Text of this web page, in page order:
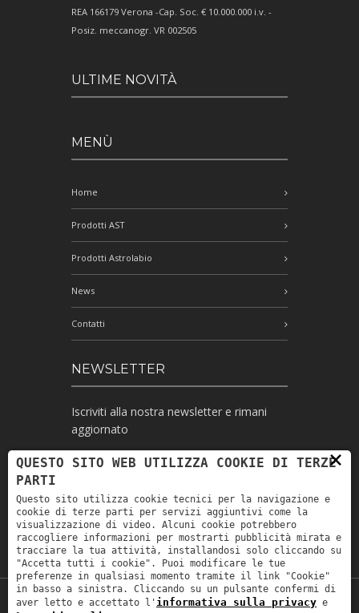
REA 166179 Verona -Cap. Soc. € 10.000.000 i.v. -
Posiz. meccanogr. VR 002505
ULTIME NOVITÀ
MENÙ
Home
Prodotti AST
Prodotti Astrolabio
News
Contatti
NEWSLETTER
Iscriviti alla nostra newsletter e rimani
aggiornato
Ho letto l'informativa e autorizzo il
trattamento dei miei dati personali per le
finalità ivi indicate *
×
QUESTO SITO WEB UTILIZZA COOKIE DI TERZE
PARTI
Questo sito utilizza cookie tecnici per la navigazione e
cookie di terze parti per servizi aggiuntivi come la
visualizzazione di video. Alcuni cookie potrebbero
raccogliere informazioni per mostrarti pubblicità mirata e
tracciare la tua attività, installandosi solo cliccando su
"Accetta tutti i cookie". Puoi modificare le tue
preferenze in qualsiasi momento tramite il link "Cookie"
in basso a sinistra. Cliccando su un pulsante confermi di
aver letto e accettato l' informativa sulla privacy e